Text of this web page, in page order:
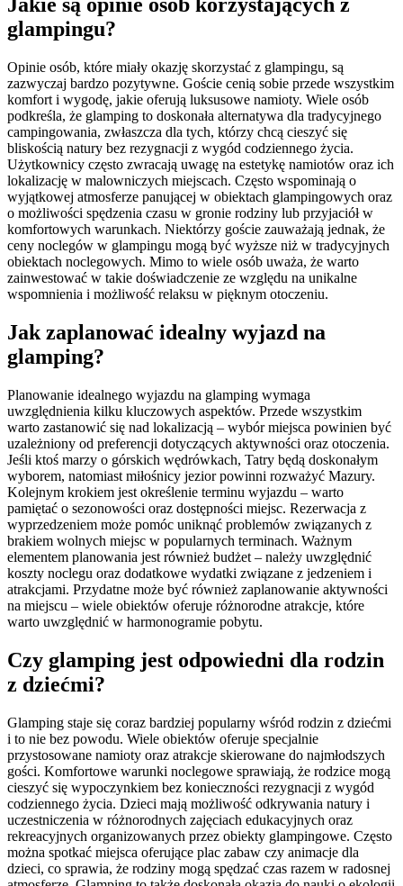
glampingu?
Opinie osób, które miały okazję skorzystać z glampingu, są
zazwyczaj bardzo pozytywne. Goście cenią sobie przede wszystkim
komfort i wygodę, jakie oferują luksusowe namioty. Wiele osób
podkreśla, że glamping to doskonała alternatywa dla tradycyjnego
campingowania, zwłaszcza dla tych, którzy chcą cieszyć się
bliskością natury bez rezygnacji z wygód codziennego życia.
Użytkownicy często zwracają uwagę na estetykę namiotów oraz ich
lokalizację w malowniczych miejscach. Często wspominają o
wyjątkowej atmosferze panującej w obiektach glampingowych oraz
o możliwości spędzenia czasu w gronie rodziny lub przyjaciół w
komfortowych warunkach. Niektórzy goście zauważają jednak, że
ceny noclegów w glampingu mogą być wyższe niż w tradycyjnych
obiektach noclegowych. Mimo to wiele osób uważa, że warto
zainwestować w takie doświadczenie ze względu na unikalne
wspomnienia i możliwość relaksu w pięknym otoczeniu.
Jak zaplanować idealny wyjazd na
glamping?
Planowanie idealnego wyjazdu na glamping wymaga
uwzględnienia kilku kluczowych aspektów. Przede wszystkim
warto zastanowić się nad lokalizacją – wybór miejsca powinien być
uzależniony od preferencji dotyczących aktywności oraz otoczenia.
Jeśli ktoś marzy o górskich wędrówkach, Tatry będą doskonałym
wyborem, natomiast miłośnicy jezior powinni rozważyć Mazury.
Kolejnym krokiem jest określenie terminu wyjazdu – warto
pamiętać o sezonowości oraz dostępności miejsc. Rezerwacja z
wyprzedzeniem może pomóc uniknąć problemów związanych z
brakiem wolnych miejsc w popularnych terminach. Ważnym
elementem planowania jest również budżet – należy uwzględnić
koszty noclegu oraz dodatkowe wydatki związane z jedzeniem i
atrakcjami. Przydatne może być również zaplanowanie aktywności
na miejscu – wiele obiektów oferuje różnorodne atrakcje, które
warto uwzględnić w harmonogramie pobytu.
Czy glamping jest odpowiedni dla rodzin
z dziećmi?
Glamping staje się coraz bardziej popularny wśród rodzin z dziećmi
i to nie bez powodu. Wiele obiektów oferuje specjalnie
przystosowane namioty oraz atrakcje skierowane do najmłodszych
gości. Komfortowe warunki noclegowe sprawiają, że rodzice mogą
cieszyć się wypoczynkiem bez konieczności rezygnacji z wygód
codziennego życia. Dzieci mają możliwość odkrywania natury i
uczestniczenia w różnorodnych zajęciach edukacyjnych oraz
rekreacyjnych organizowanych przez obiekty glampingowe. Często
można spotkać miejsca oferujące plac zabaw czy animacje dla
dzieci, co sprawia, że rodziny mogą spędzać czas razem w radosnej